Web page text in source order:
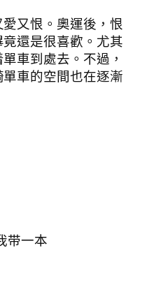
又恨。奧運後，恨
還是很喜歡。尤其
車到處去。不過，
車的空間也在逐漸
带一本